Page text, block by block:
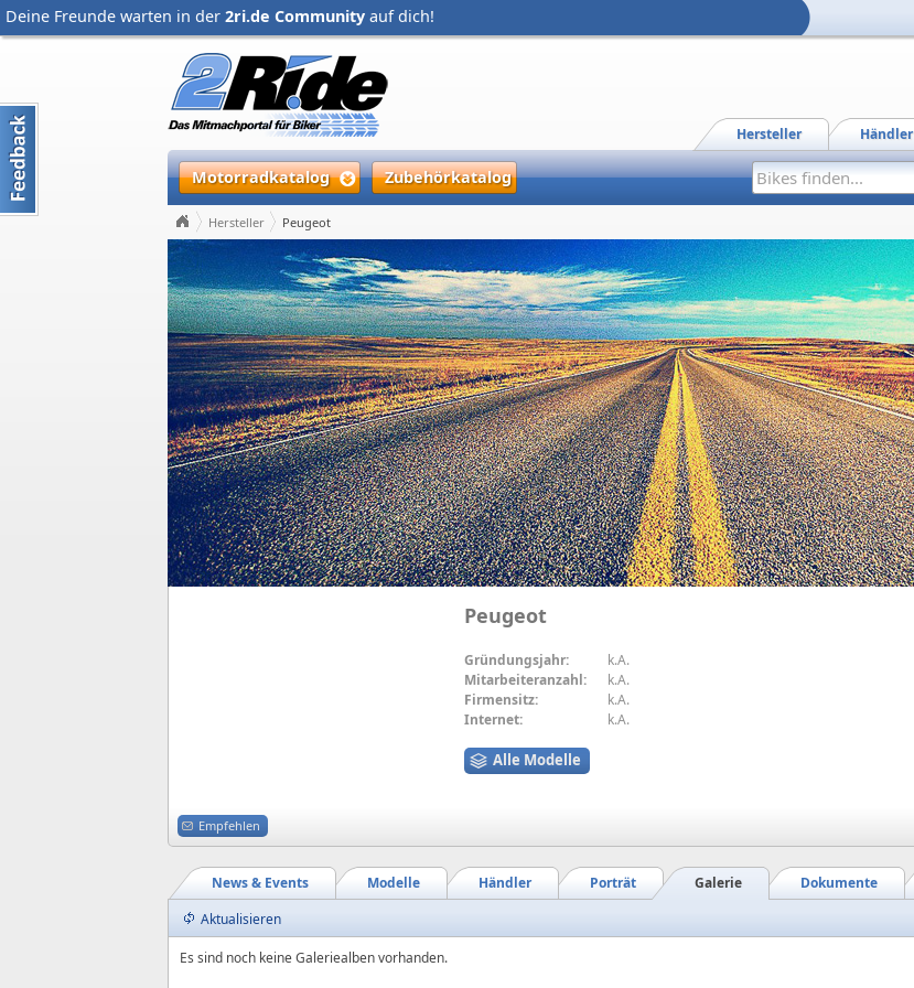
Deine Freunde warten in der 2ri.de Community auf dich!
Händler
Hersteller
Motorradkatalog Zubehörkatalog
Hersteller Peugeot
Peugeot
Gründungsjahr:
k.A.
Mitarbeiteranzahl:
k.A.
Firmensitz:
k.A.
Internet:
k.A.
Alle Modelle
Empfehlen
Dokumente
Galerie
Porträt
Händler
Modelle
News & Events
Aktualisieren
Es sind noch keine Galeriealben vorhanden.